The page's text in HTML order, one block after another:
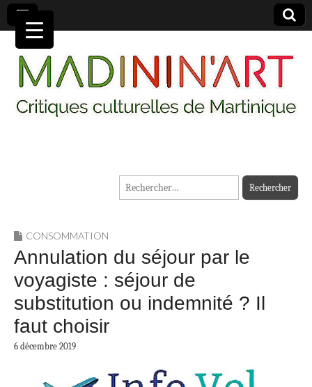
MADININ'ART
Rechercher :
CONSOMMATION
Annulation du séjour par le
voyagiste : séjour de
substitution ou indemnité ? Il
faut choisir
6 décembre 2019